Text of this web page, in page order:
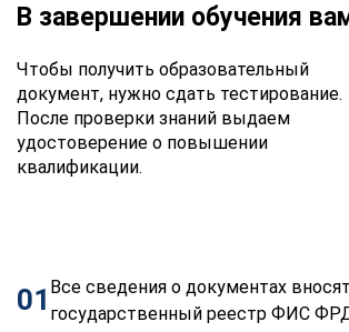
В завершении обучения
Чтобы получить образовательный
документ, нужно сдать тестирование.
После проверки знаний выдаем
удостоверение о повышении
квалификации.
01 Все сведения о документах
государственный реестр ФИС